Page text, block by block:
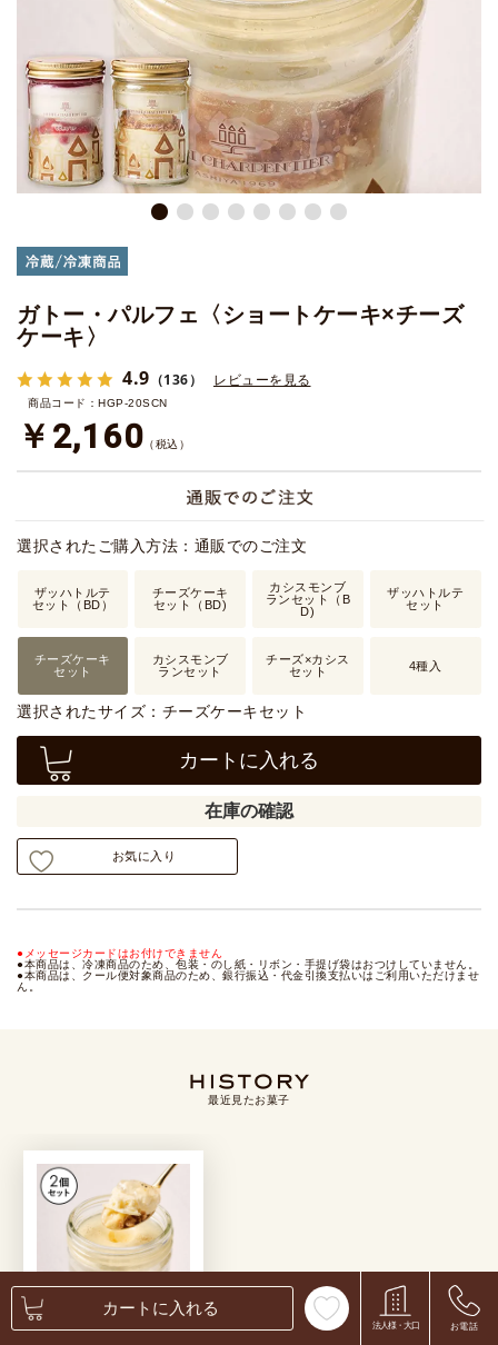
ガトー・パルフェ〈ショートケーキ×チーズ
ケーキ〉
4.9 （136） レビューを見る
商品コード：HGP-20SCN
￥2,160 （税込）
選択されたご購入方法：通販でのご注文
ザッハトルテ
セット（BD）
チーズケーキ
セット（BD)
カシスモンブ
ランセット（B
D)
ザッハトルテ
セット
チーズケーキ
セット
カシスモンブ
ランセット
チーズ×カシス
セット
4種入
選択されたサイズ：チーズケーキセット
カートに入れる
在庫の確認
お気に入り
●メッセージカードはお付けできません
●本商品は、冷凍商品のため、包装・のし紙・リボン・手提げ袋はおつけしていません。
●本商品は、クール便対象商品のため、銀行振込・代金引換支払いはご利用いただけませ
ん。
カートに入れる
法人様・大口 お電話
最近見たお菓子